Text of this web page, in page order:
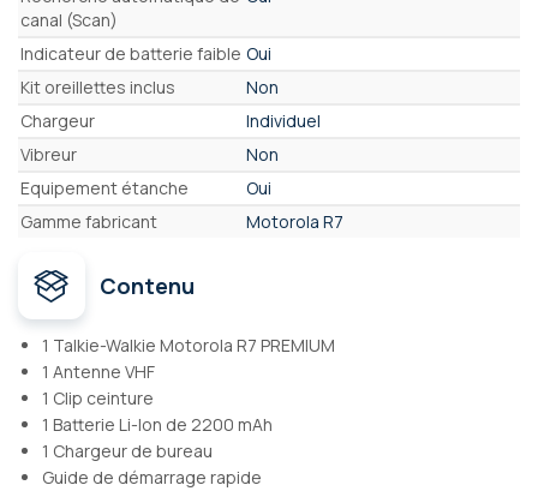
canal (Scan)
Indicateur de batterie faible Oui
Kit oreillettes inclus
Non
Chargeur
Individuel
Vibreur
Non
Equipement étanche
Oui
Gamme fabricant
Motorola R7
Contenu
1 Talkie-Walkie Motorola R7 PREMIUM
1 Antenne VHF
1 Clip ceinture
1 Batterie Li-Ion de 2200 mAh
1 Chargeur de bureau
Guide de démarrage rapide